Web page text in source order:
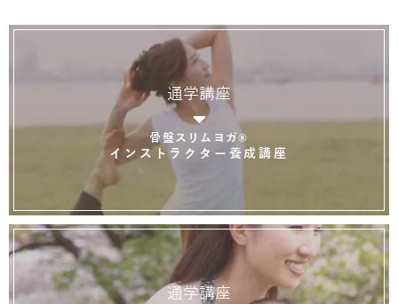
通学講座
骨盤スリムヨガ®
インストラクター養成講座
通学講座